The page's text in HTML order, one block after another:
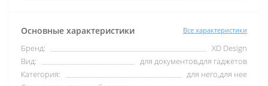
Основные характеристики Все характеристики
Бренд:
XD Design
Вид:
для документов,для гаджетов
Категория:
для него,для нее